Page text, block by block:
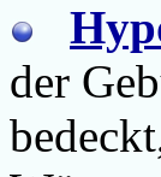
der